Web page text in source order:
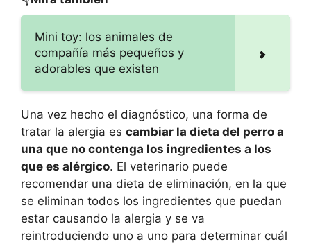
Mini toy: los animales de
compañía más pequeños y
adorables que existen
Una vez hecho el diagnóstico, una forma de
tratar la alergia es cambiar la dieta del perro a
una que no contenga los ingredientes a los
que es alérgico. El veterinario puede
recomendar una dieta de eliminación, en la que
se eliminan todos los ingredientes que puedan
estar causando la alergia y se va
reintroduciendo uno a uno para determinar cuál